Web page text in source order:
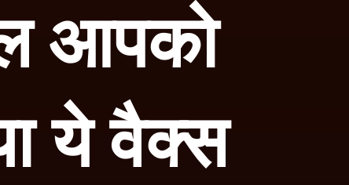
आपको
ये वैक्स